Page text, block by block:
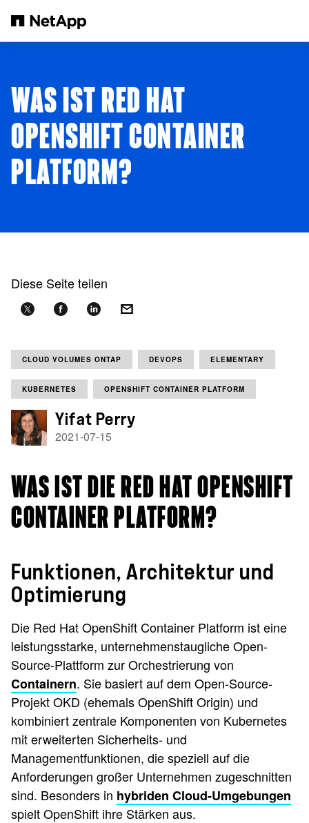
WAS IST RED HAT
OPENSHIFT CONTAINER
PLATFORM?
Diese Seite teilen
CLOUD VOLUMES ONTAP DEVOPS ELEMENTARY
KUBERNETES OPENSHIFT CONTAINER PLATFORM
Yifat Perry
2021-07-15
WAS IST DIE RED HAT OPENSHIFT
CONTAINER PLATFORM?
Funktionen, Architektur und
Optimierung
Die Red Hat OpenShift Container Platform ist eine
leistungsstarke, unternehmenstaugliche Open-
Source-Plattform zur Orchestrierung von
Containern. Sie basiert auf dem Open-Source-
Projekt OKD (ehemals OpenShift Origin) und
kombiniert zentrale Komponenten von Kubernetes
mit erweiterten Sicherheits- und
Managementfunktionen, die speziell auf die
Anforderungen großer Unternehmen zugeschnitten
sind. Besonders in hybriden Cloud-Umgebungen
spielt OpenShift ihre Stärken aus.